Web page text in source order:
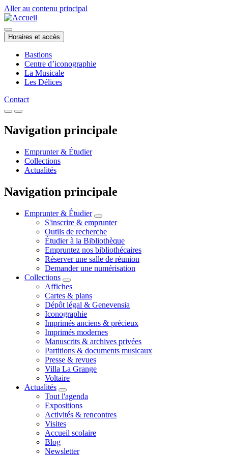
Aller au contenu principal
Horaires et accès
Bastions
Centre d’iconographie
La Musicale
Les Délices
Contact
Navigation principale
Emprunter & Étudier
Collections
Actualités
Navigation principale
Emprunter & Étudier
S'inscrire & emprunter
Outils de recherche
Étudier à la Bibliothèque
Empruntez nos bibliothécaires
Réserver une salle de réunion
Demander une numérisation
Collections
Affiches
Cartes & plans
Dépôt légal & Genevensia
Iconographie
Imprimés anciens & précieux
Imprimés modernes
Manuscrits & archives privées
Partitions & documents musicaux
Presse & revues
Villa La Grange
Voltaire
Actualités
Tout l'agenda
Expositions
Activités & rencontres
Visites
Accueil scolaire
Blog
Newsletter